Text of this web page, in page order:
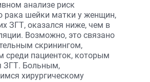
анализе риск
рака шейки матки у женщин,
ЗГТ, оказался ниже, чем в
Возможно, это связано
скринингом,
среди пациенток, которым
ЗГТ. Больным,
хирургическому